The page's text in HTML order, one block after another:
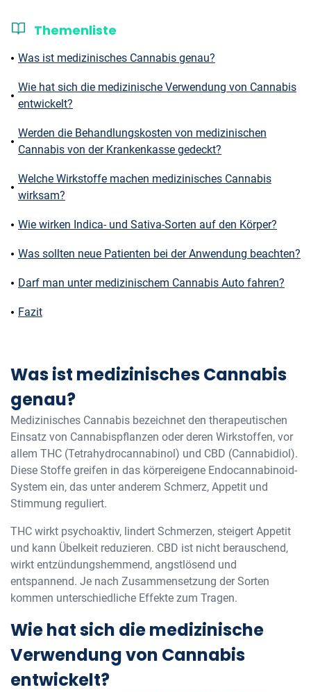
Themenliste
Was ist medizinisches Cannabis genau?
Wie hat sich die medizinische Verwendung von Cannabis
entwickelt?
Werden die Behandlungskosten von medizinischen
Cannabis von der Krankenkasse gedeckt?
Welche Wirkstoffe machen medizinisches Cannabis
wirksam?
Wie wirken Indica- und Sativa-Sorten auf den Körper?
Was sollten neue Patienten bei der Anwendung beachten?
Darf man unter medizinischem Cannabis Auto fahren?
Fazit
Was ist medizinisches Cannabis
genau?
Medizinisches Cannabis bezeichnet den therapeutischen
Einsatz von Cannabispflanzen oder deren Wirkstoffen, vor
allem THC (Tetrahydrocannabinol) und CBD (Cannabidiol).
Diese Stoffe greifen in das körpereigene Endocannabinoid-
System ein, das unter anderem Schmerz, Appetit und
Stimmung reguliert.
THC wirkt psychoaktiv, lindert Schmerzen, steigert Appetit
und kann Übelkeit reduzieren. CBD ist nicht berauschend,
wirkt entzündungshemmend, angstlösend und
entspannend. Je nach Zusammensetzung der Sorten
kommen unterschiedliche Effekte zum Tragen.
Wie hat sich die medizinische
Verwendung von Cannabis
entwickelt?